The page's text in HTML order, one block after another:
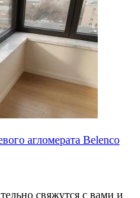
агломерата Belenco
свяжутся с вами и